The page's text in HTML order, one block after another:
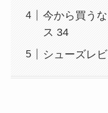
今から買う
ス 34
シューズレ